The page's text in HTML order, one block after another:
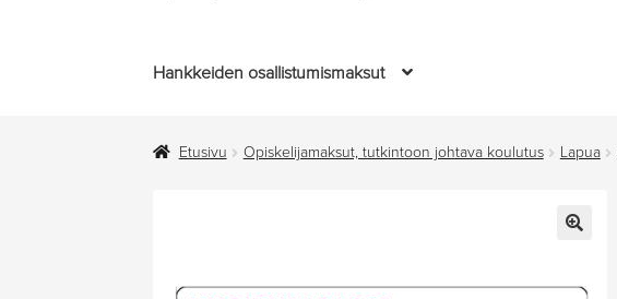
Hankkeiden osallistumismaksut
Etusivu Opiskelijamaksut, tutkintoon johtava koulutus Lapua